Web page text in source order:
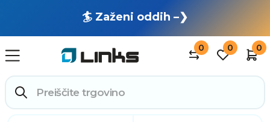
🏄 Zaženi oddih –❯
0 0 0